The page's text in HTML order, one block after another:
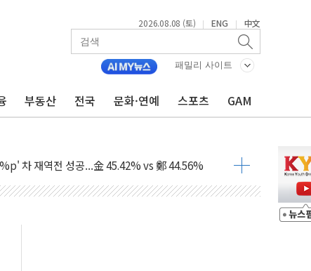
2026.08.08 (토) | ENG | 中文
패밀리 사이트
부동산 전국 문화·연예 스포츠 GAM
…고수온 양식장 복구·지원 '총력'
차 재역전 성공...金 45.42% vs 鄭 44.56%
청래·김민석 당대표 후보
발표...김민석 47.75% 정청래 42.08%